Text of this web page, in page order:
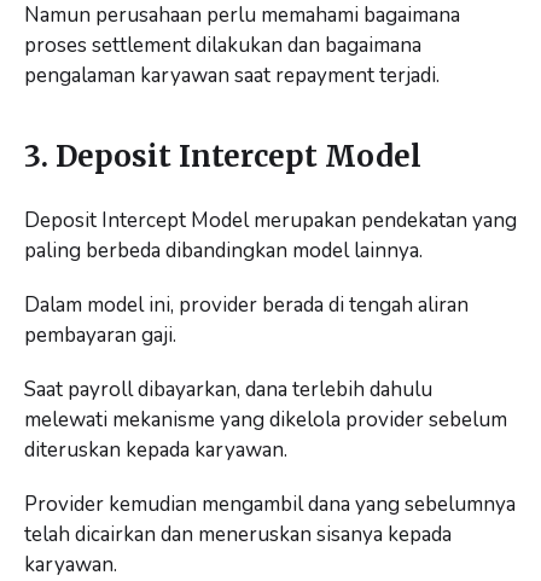
Namun perusahaan perlu memahami bagaimana
proses settlement dilakukan dan bagaimana
pengalaman karyawan saat repayment terjadi.
3. Deposit Intercept Model
Deposit Intercept Model merupakan pendekatan yang
paling berbeda dibandingkan model lainnya.
Dalam model ini, provider berada di tengah aliran
pembayaran gaji.
Saat payroll dibayarkan, dana terlebih dahulu
melewati mekanisme yang dikelola provider sebelum
diteruskan kepada karyawan.
Provider kemudian mengambil dana yang sebelumnya
telah dicairkan dan meneruskan sisanya kepada
karyawan.